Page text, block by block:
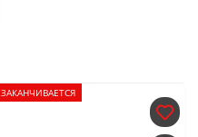
ЗАКАНЧИВАЕТСЯ